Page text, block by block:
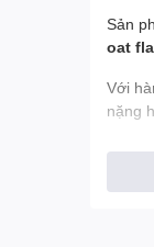
Sản
oat
Với
nặng